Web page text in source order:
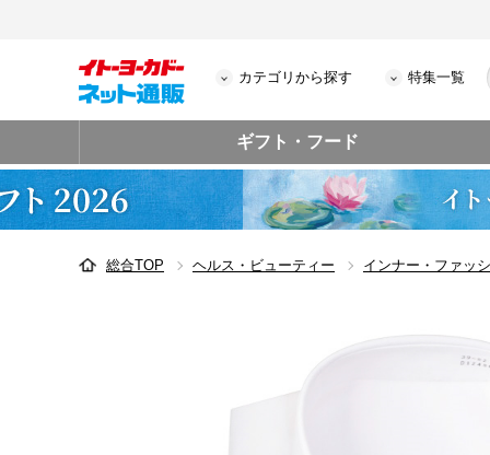
カテゴリから探す 特集一覧
ギフト・フード
総合TOP ヘルス・ビューティー インナー・ファッ